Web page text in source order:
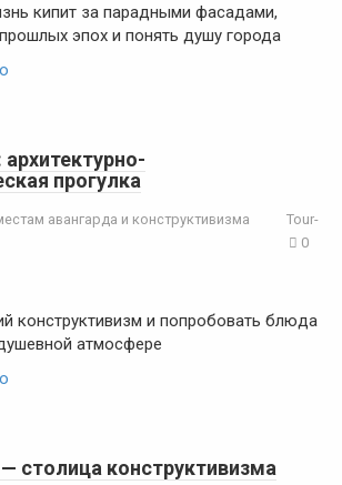
кипит за парадными фасадами,
эпох и понять душу города
архитектурно-
прогулка
авангарда и конструктивизма
Tour-
0
конструктивизм и попробовать блюда
атмосфере
— столица конструктивизма